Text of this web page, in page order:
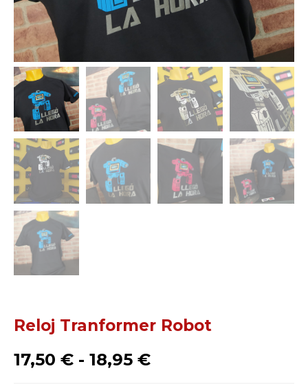
Reloj Tranformer Robot
17,50 € - 18,95 €